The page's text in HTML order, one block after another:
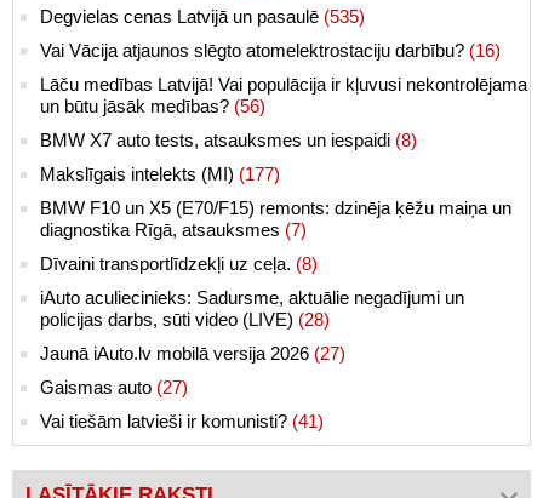
Degvielas cenas Latvijā un pasaulē (535)
Vai Vācija atjaunos slēgto atomelektrostaciju darbību? (16)
Lāču medības Latvijā! Vai populācija ir kļuvusi nekontrolējama
un būtu jāsāk medības? (56)
BMW X7 auto tests, atsauksmes un iespaidi (8)
Makslīgais intelekts (MI) (177)
BMW F10 un X5 (E70/F15) remonts: dzinēja ķēžu maiņa un
diagnostika Rīgā, atsauksmes (7)
Dīvaini transportlīdzekļi uz ceļa. (8)
iAuto aculiecinieks: Sadursme, aktuālie negadījumi un
policijas darbs, sūti video (LIVE) (28)
Jaunā iAuto.lv mobilā versija 2026 (27)
Gaismas auto (27)
Vai tiešām latvieši ir komunisti? (41)